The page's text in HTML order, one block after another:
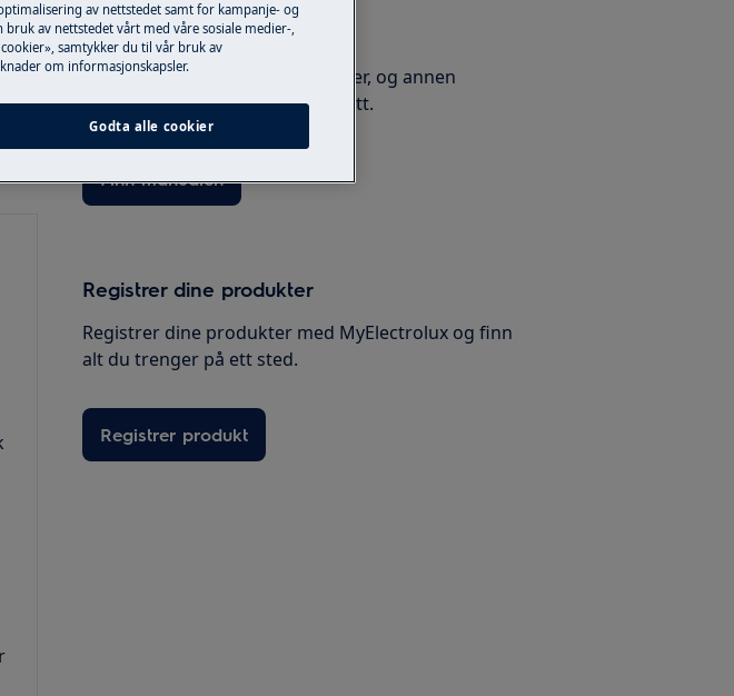
Finn brukermanualen din
Løs problem og finn instruksjoner, og annen
dokumentasjon for produktet ditt.
Finn manualen
Registrer dine produkter
Registrer dine produkter med MyElectrolux og finn
alt du trenger på ett sted.
Registrer produkt
av nettstedet samt for kampanje- og
av nettstedet vårt med våre sosiale medier-,
samtykker du til vår bruk av
om informasjonskapsler.
Godta alle cookier